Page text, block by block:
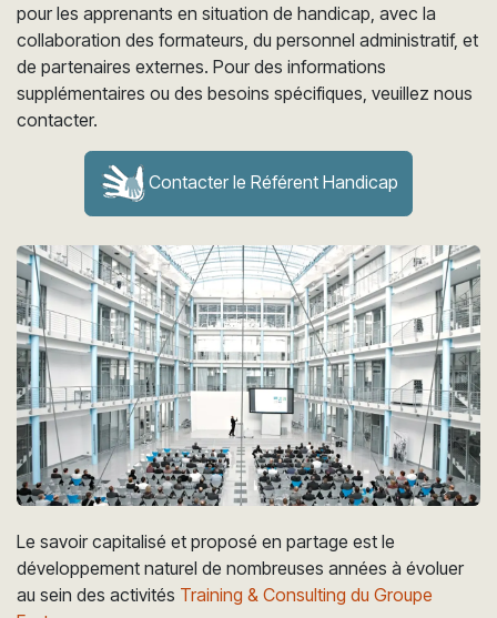
pour les apprenants en situation de handicap, avec la
collaboration des formateurs, du personnel administratif, et
de partenaires externes. Pour des informations
supplémentaires ou des besoins spécifiques, veuillez nous
contacter.
Contacter le Référent Handicap
Le savoir capitalisé et proposé en partage est le
développement naturel de nombreuses années à évoluer
au sein des activités Training & Consulting du Groupe